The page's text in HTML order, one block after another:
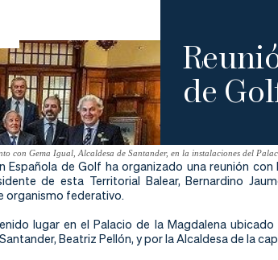
de
con Gema Igual, Alcaldesa de Santander, en la instalaciones del
Española de Golf ha organizado una reunión
de esta Territorial Balear, Bernardino
organismo federativo.
lugar en el Palacio de la Magdalena
Beatriz Pellón, y por la Alcaldesa de la